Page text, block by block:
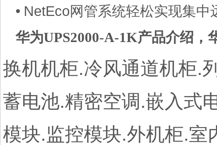
• NetEco网管系统轻松实现集中
华为UPS2000-A-1K产品介绍，
换机机柜.冷风通道机柜.
蓄电池.精密空调.嵌入式
模块.监控模块.外机柜.室